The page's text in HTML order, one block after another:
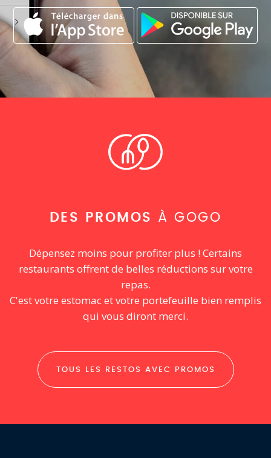
DES PROMOS À GOGO
Dépensez moins pour profiter plus ! Certains
restaurants offrent de belles réductions sur votre
repas.
C'est votre estomac et votre portefeuille bien remplis
qui vous diront merci.
TOUS LES RESTOS AVEC PROMOS